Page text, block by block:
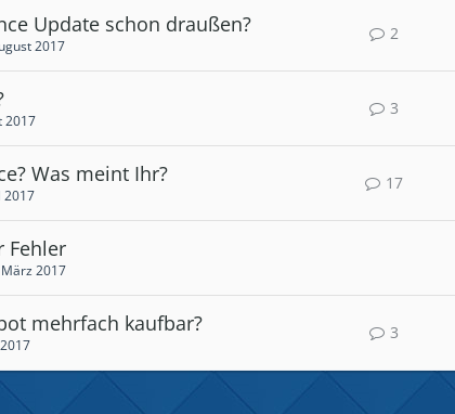
Update schon draußen?
2017
2
2017
3
Was meint Ihr?
2017
17
Fehler
2017
mehrfach kaufbar? 3